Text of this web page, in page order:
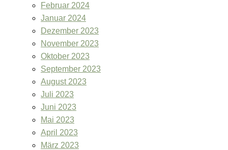
Februar 2024
Januar 2024
Dezember 2023
November 2023
Oktober 2023
September 2023
August 2023
Juli 2023
Juni 2023
Mai 2023
April 2023
März 2023